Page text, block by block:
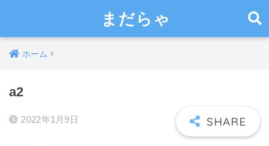
まだらゃ
ホーム
a2
2022年1月9日